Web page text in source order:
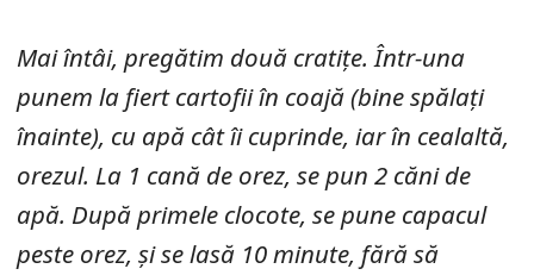
Mai întâi, pregătim două cratițe. Într-una
punem la fiert cartofii în coajă (bine spălați
înainte), cu apă cât îi cuprinde, iar în cealaltă,
orezul. La 1 cană de orez, se pun 2 căni de
apă. După primele clocote, se pune capacul
peste orez, și se lasă 10 minute, fără să